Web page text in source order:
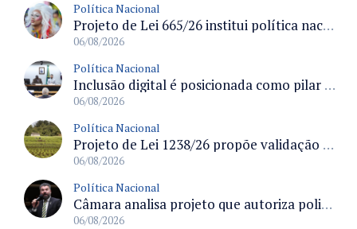
Política Nacional
Projeto de Lei 665/26 institui política nacional para prevenção ao transfeminicídio e prevê medidas de proteção e reparação
06/08/2026
Política Nacional
Inclusão digital é posicionada como pilar essencial da reurbanização de favelas e periferias
06/08/2026
Política Nacional
Projeto de Lei 1238/26 propõe validação automática do Cadastro Ambiental Rural para imóveis de até quatro módulos fiscais
06/08/2026
Política Nacional
Câmara analisa projeto que autoriza policiais civis embarcarem armados em aeronaves civis mediante regras
06/08/2026